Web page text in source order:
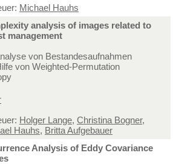
Michael Hauhs
analysis of images related to
management
von Bestandesaufnahmen
von Weighted-Permutation
Holger Lange, Christina Bogner,
Hauhs, Britta Aufgebauer
Analysis of Eddy Covariance